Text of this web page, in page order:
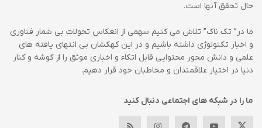
حال تحقق آنها است.
ما در” تک ناک” تلاش می کنیم سهمی از انعکاس تحولات بی شمار فناوری
و اخبار تکنولوژی داشته باشیم و در این کهکشان بی انتهای یافته های
علمی و دانش محور محتوایی قابل اتکاء و اخباری موثق را از گوشه و کنار
دنیا در اختیار علاقمندان و مخاطبان خود قرار دهیم.
ما را در شبکه های اجتماعی دنبال کنید